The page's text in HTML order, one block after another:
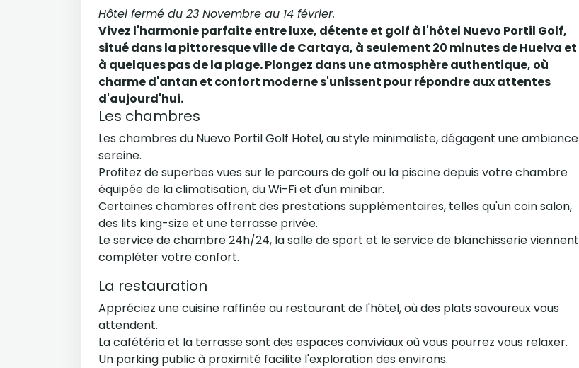
Hôtel fermé du 23 Novembre au 14 février.
Vivez l'harmonie parfaite entre luxe, détente et golf à l'hôtel Nuevo Portil Golf,
situé dans la pittoresque ville de Cartaya, à seulement 20 minutes de Huelva et
à quelques pas de la plage. Plongez dans une atmosphère authentique, où
charme d'antan et confort moderne s'unissent pour répondre aux attentes
d'aujourd'hui.
Les chambres
Les chambres du Nuevo Portil Golf Hotel, au style minimaliste, dégagent une ambiance
sereine.
Profitez de superbes vues sur le parcours de golf ou la piscine depuis votre chambre
équipée de la climatisation, du Wi-Fi et d'un minibar.
Certaines chambres offrent des prestations supplémentaires, telles qu'un coin salon,
des lits king-size et une terrasse privée.
Le service de chambre 24h/24, la salle de sport et le service de blanchisserie viennent
compléter votre confort.
La restauration
Appréciez une cuisine raffinée au restaurant de l'hôtel, où des plats savoureux vous
attendent.
La cafétéria et la terrasse sont des espaces conviviaux où vous pourrez vous relaxer.
Un parking public à proximité facilite l'exploration des environs.